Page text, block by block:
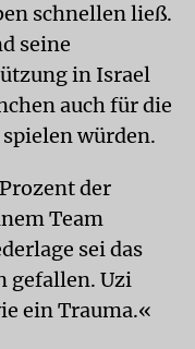
schnellen ließ.
seine
in Israel
auch für die
würden.
der
Team
sei das
gefallen. Uzi
ein Trauma.«